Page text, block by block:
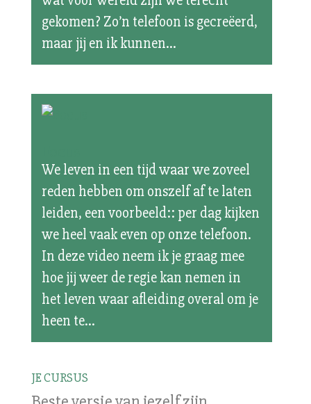
gekomen? Zo’n telefoon is gecreëerd,
maar jij en ik kunnen...
We leven in een tijd waar we zoveel
reden hebben om onszelf af te laten
leiden, een voorbeeld:: per dag kijken
we heel vaak even op onze telefoon.
In deze video neem ik je graag mee
hoe jij weer de regie kan nemen in
het leven waar afleiding overal om je
heen te...
JE CURSUS